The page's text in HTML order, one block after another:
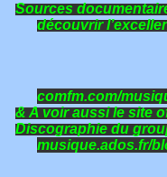
Sources
découvrir
comfm.com/
&A voir aussi le site
Discographiedu
musique.ados.fr/